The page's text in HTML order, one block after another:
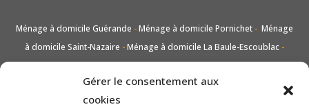
Gérer le consentement aux
cookies
Ménage à domicile Guérande -Ménage à domicile Pornichet - Ménage
à domicile Saint-Nazaire -Ménage à domicile La Baule-Escoublac -
Nettoyage de voiture Guérande-Nettoyage de voiture Pornichet-
Nettoyage de voiture Saint-Nazaire-Nettoyage de voiture La Baule-
Lavage vitres et carreaux Guérande